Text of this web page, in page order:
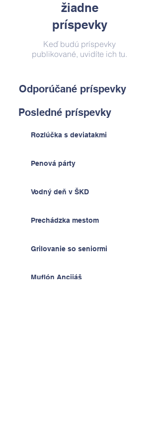
žiadne
príspevky
Keď budú príspevky
publikované, uvidíte ich tu.
Odporúčané príspevky
Posledné príspevky
Rozlúčka s deviatakmi
Penová párty
Vodný deň v ŠKD
Prechádzka mestom
Grilovanie so seniormi
Muflón Ancijáš